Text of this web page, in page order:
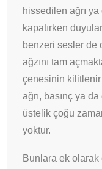
hissedilen ağrı ya
kapatırken
benzeri sesler de
ağzını tam
çenesinin
ağrı, basınç ya
üstelik çoğu
yoktur.
Bunlara ek